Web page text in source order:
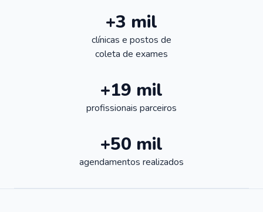
+3 mil
clínicas e postos de
coleta de exames
+19 mil
profissionais parceiros
+50 mil
agendamentos realizados